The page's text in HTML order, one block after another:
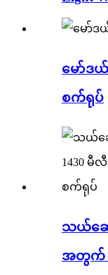
မော်ဒ
စက်ရုပ်
သယ်ဆော
အတွက်